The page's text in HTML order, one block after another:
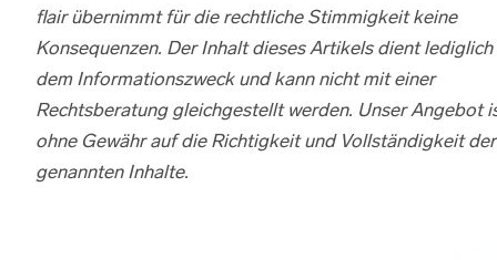
flair übernimmt für die rechtliche Stimmigkeit keine
Konsequenzen. Der Inhalt dieses Artikels dient lediglich
dem Informationszweck und kann nicht mit einer
Rechtsberatung gleichgestellt werden. Unser Angebot
ohne Gewähr auf die Richtigkeit und Vollständigkeit der
genannten Inhalte.